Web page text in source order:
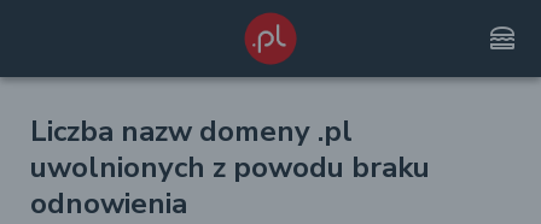
lunch_dining
Liczba nazw domeny .pl
uwolnionych z powodu braku
odnowienia